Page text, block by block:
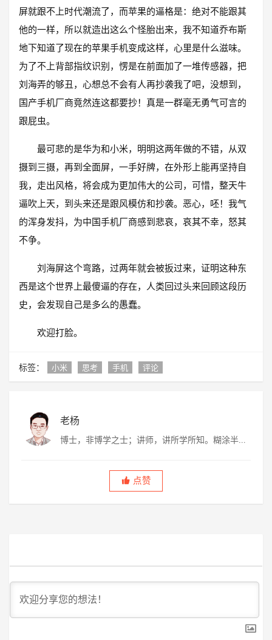
屏就跟不上时代潮流了，而苹果的逼格是：绝对不能跟其
他的一样，所以就造出这么个怪胎出来，我不知道乔布斯
地下知道了现在的苹果手机变成这样，心里是什么滋味。
为了不上背部指纹识别，愣是在前面加了一堆传感器，把
刘海弄的够丑，心想总不会有人再抄袭我了吧，没想到，
国产手机厂商竟然连这都要抄！真是一群毫无勇气可言的
跟屁虫。
最可悲的是华为和小米，明明这两年做的不错，从双
摄到三摄，再到全面屏，一手好牌，在外形上能再坚持自
我，走出风格，将会成为更加伟大的公司，可惜，整天牛
逼吹上天，到头来还是跟风模仿和抄袭。恶心，呸！我气
的浑身发抖，为中国手机厂商感到悲哀，哀其不幸，怒其
不争。
刘海屏这个弯路，过两年就会被扳过来，证明这种东
西是这个世界上最傻逼的存在，人类回过头来回顾这段历
史，会发现自己是多么的愚蠢。
欢迎打脸。
标签： 小米 思考 手机 评论
老杨
博士，非博学之士；讲师，讲所学所知。糊涂半
点赞